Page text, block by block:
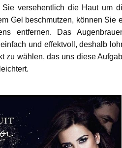
Sie versehentlich die Haut um
Gel beschmutzen, können Sie
entfernen. Das
und effektvoll, deshalb
zu wählen, das uns diese